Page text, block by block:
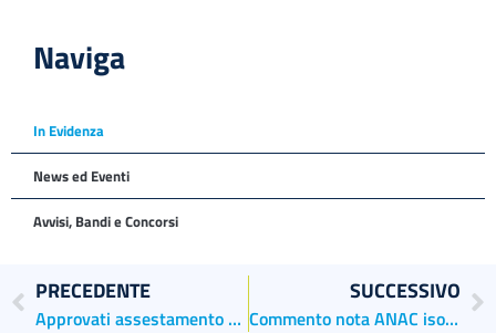
Naviga
In Evidenza
News ed Eventi
Avvisi, Bandi e Concorsi
PRECEDENTE
Approvati assestamento e prima variazione a bilancio di previsione 2023
SUCCESSIVO
Commento nota ANAC isola delle Tresse